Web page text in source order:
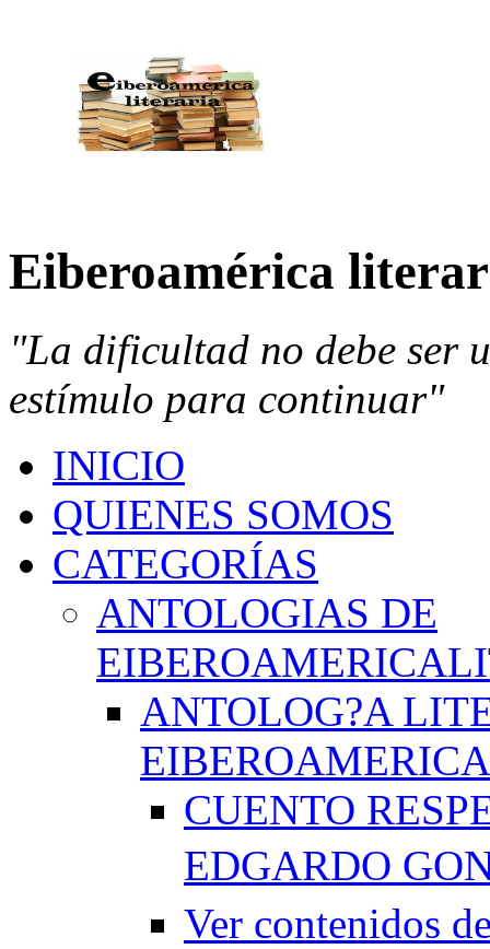
Eiberoamérica
"La dificultad no debe ser
estímulo para continuar"
INICIO
QUIENES SOMOS
CATEGORÍAS
ANTOLOGIAS DE
ANTOLOG?A
CUENTO
EDGARDO
Ver contenidos